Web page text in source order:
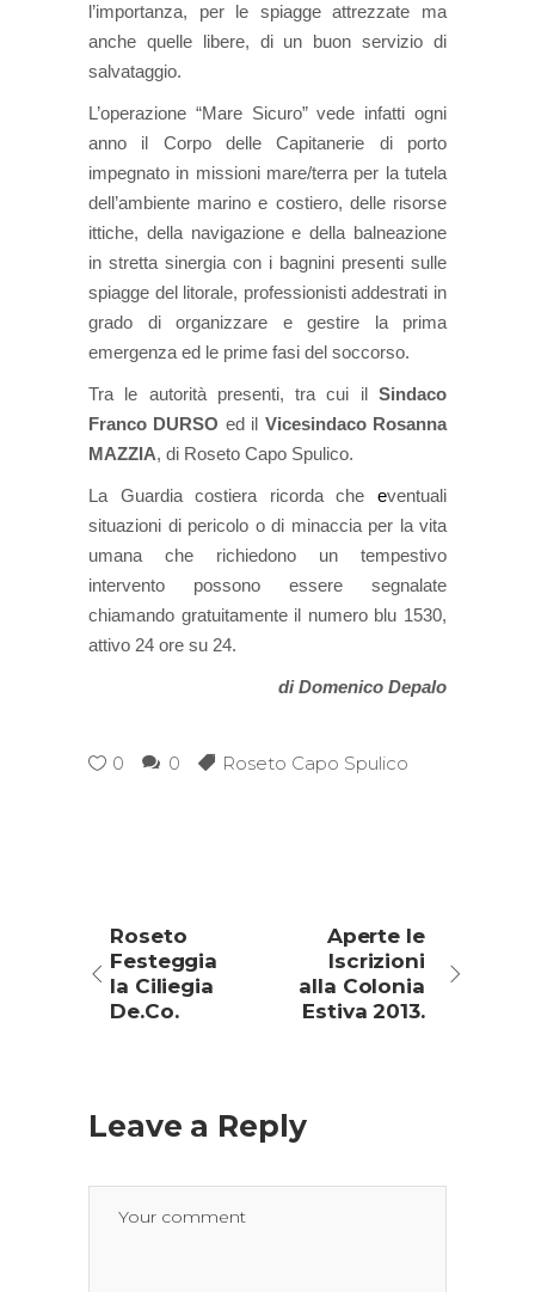
l’importanza, per le spiagge attrezzate ma
anche quelle libere, di un buon servizio di
salvataggio.
L’operazione “Mare Sicuro” vede infatti ogni
anno il Corpo delle Capitanerie di porto
impegnato in missioni mare/terra per la tutela
dell’ambiente marino e costiero, delle risorse
ittiche, della navigazione e della balneazione
in stretta sinergia con i bagnini presenti sulle
spiagge del litorale, professionisti addestrati in
grado di organizzare e gestire la prima
emergenza ed le prime fasi del soccorso.
Tra le autorità presenti, tra cui il Sindaco
Franco DURSO ed il Vicesindaco Rosanna
MAZZIA, di Roseto Capo Spulico.
La Guardia costiera ricorda che eventuali
situazioni di pericolo o di minaccia per la vita
umana che richiedono un tempestivo
intervento possono essere segnalate
chiamando gratuitamente il numero blu 1530,
attivo 24 ore su 24.
di Domenico Depalo
0 0 Roseto Capo Spulico
Roseto
Festeggia
la Ciliegia
De.Co.
Aperte le
Iscrizioni
alla Colonia
Estiva 2013.
Leave a Reply